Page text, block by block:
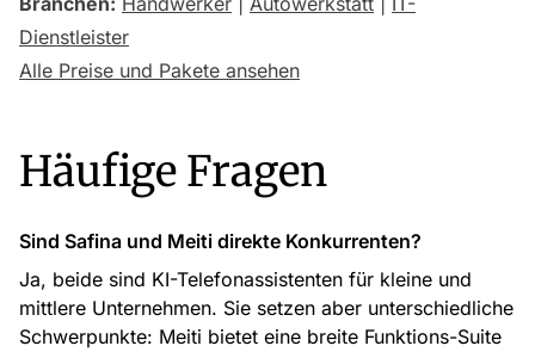
Dienstleister
Alle Preise und Pakete ansehen
Häufige Fragen
Sind Safina und Meiti direkte Konkurrenten?
Ja, beide sind KI-Telefonassistenten für kleine und
mittlere Unternehmen. Sie setzen aber unterschiedliche
Schwerpunkte: Meiti bietet eine breite Funktions-Suite